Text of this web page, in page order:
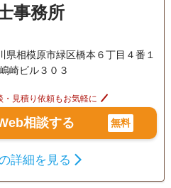
事務所
県相模原市緑区橋本６丁目４番１
崎ビル３０３
・見積り依頼もお気軽に
相談する 無料
詳細を見る